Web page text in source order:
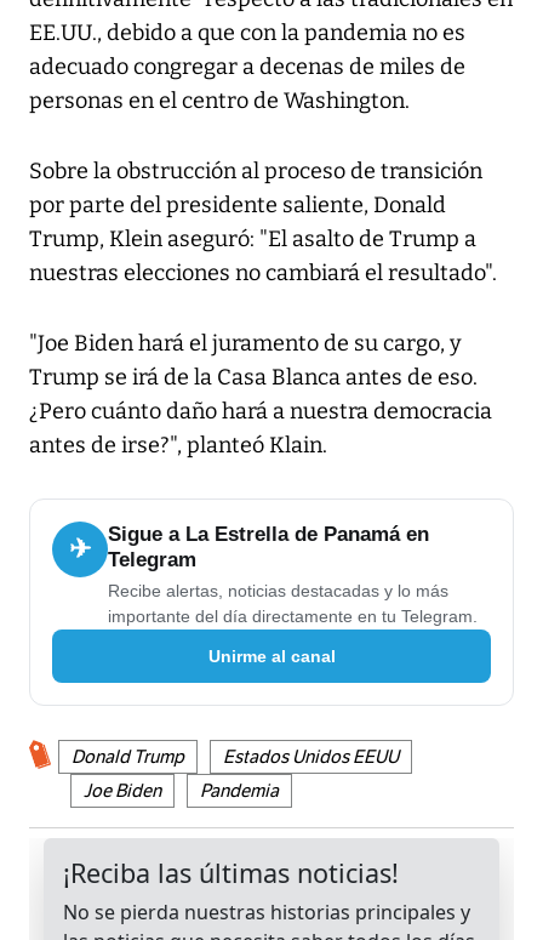
EE.UU., debido a que con la pandemia no es
adecuado congregar a decenas de miles de
personas en el centro de Washington.
Sobre la obstrucción al proceso de transición
por parte del presidente saliente, Donald
Trump, Klein aseguró: "El asalto de Trump a
nuestras elecciones no cambiará el resultado".
"Joe Biden hará el juramento de su cargo, y
Trump se irá de la Casa Blanca antes de eso.
¿Pero cuánto daño hará a nuestra democracia
antes de irse?", planteó Klain.
✈
Sigue a La Estrella de Panamá en
Telegram
Recibe alertas, noticias destacadas y lo más
importante del día directamente en tu Telegram.
Unirme al canal
Donald Trump
Estados Unidos EEUU
Joe Biden
Pandemia